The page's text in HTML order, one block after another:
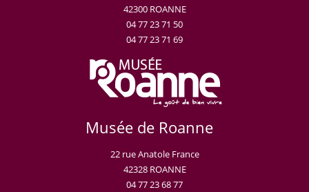
42300 ROANNE
04 77 23 71 50
04 77 23 71 69
Musée de Roanne
22 rue Anatole France
42328 ROANNE
04 77 23 68 77